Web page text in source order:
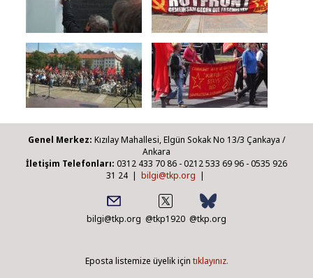
Genel Merkez: Kızılay Mahallesi, Elgün Sokak No 13/3 Çankaya /
Ankara
İletişim Telefonları: 0312 433 70 86 - 0212 533 69 96 - 0535 926
31 24 | bilgi@tkp.org |
bilgi@tkp.org @tkp1920 @tkp.org
Eposta listemize üyelik için tıklayınız.